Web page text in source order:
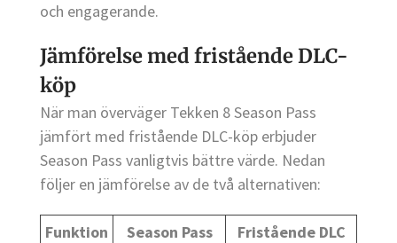
och engagerande.
Jämförelse med fristående DLC-
köp
När man överväger Tekken 8 Season Pass
jämfört med fristående DLC-köp erbjuder
Season Pass vanligtvis bättre värde. Nedan
följer en jämförelse av de två alternativen:
Funktion Season Pass Fristående DLC